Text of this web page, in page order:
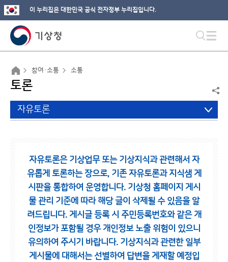
이 누리집은 대한민국 공식 전자정부 누리집입니다.
참여·소통 소통
토론
자유토론
자유토론은 기상업무 또는 기상지식과 관련해서 자
유롭게 토론하는 장으로, 기존 자유토론과 지식샘 게
시판을 통합하여 운영합니다. 기상청 홈페이지 게시
물 관리 기준에 따라 해당 글이 삭제될 수 있음을 알
려드립니다. 게시글 등록 시 주민등록번호와 같은 개
인정보가 포함될 경우 개인정보 노출 위험이 있으니
유의하여 주시기 바랍니다. 기상지식과 관련한 일부
게시물에 대해서는 선별하여 답변을 게재할 예정입